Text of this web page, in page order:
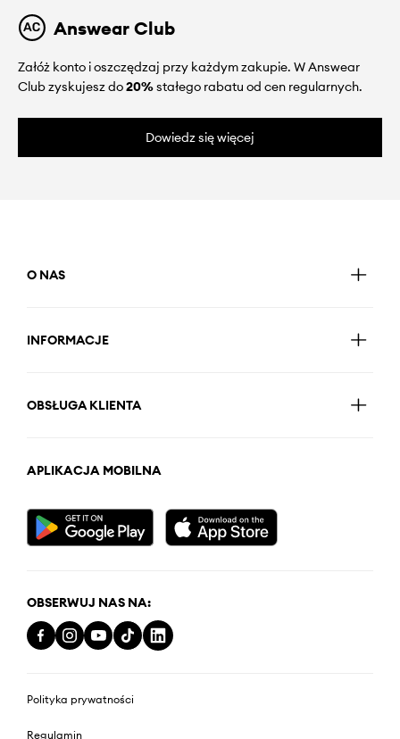
Answear Club
Załóż konto i oszczędzaj przy każdym zakupie. W Answear
Club zyskujesz do20%stałego rabatu od cen regularnych.
Dowiedz się więcej
O NAS
INFORMACJE
OBSŁUGA KLIENTA
APLIKACJA MOBILNA
OBSERWUJ NAS NA:
Polityka prywatności
Regulamin